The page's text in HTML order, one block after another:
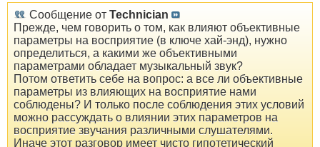
Сообщение от Technician
Прежде, чем говорить о том, как влияют объективные
параметры на восприятие (в ключе хай-энд), нужно
определиться, а какими же объективными
параметрами обладает музыкальный звук?
Потом ответить себе на вопрос: а все ли объективные
параметры из влияющих на восприятие нами
соблюдены? И только после соблюдения этих условий
можно рассуждать о влиянии этих параметров на
восприятие звучания различными слушателями.
Иначе этот разговор имеет чисто гипотетический